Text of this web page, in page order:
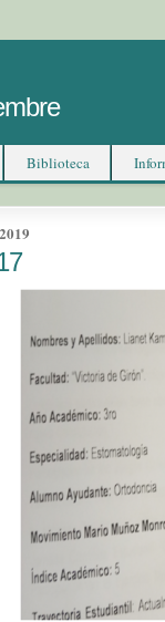
Biblioteca